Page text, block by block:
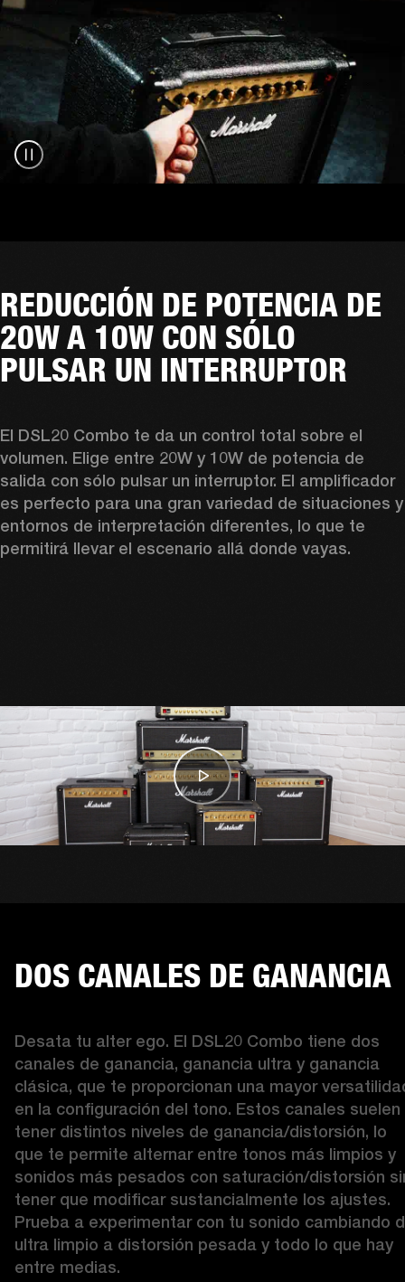
REDUCCIÓN DE POTENCIA DE
20W A 10W CON SÓLO
PULSAR UN INTERRUPTOR
El DSL20 Combo te da un control total sobre el
volumen. Elige entre 20W y 10W de potencia de
salida con sólo pulsar un interruptor. El amplificador
es perfecto para una gran variedad de situaciones y
entornos de interpretación diferentes, lo que te
permitirá llevar el escenario allá donde vayas.
DOS CANALES DE GANANCIA
Desata tu alter ego. El DSL20 Combo tiene dos
canales de ganancia, ganancia ultra y ganancia
clásica, que te proporcionan una mayor
en la configuración del tono. Estos canales suelen
tener distintos niveles de ganancia/distorsión, lo
que te permite alternar entre tonos más limpios y
sonidos más pesados con saturación/distorsión
tener que modificar sustancialmente los ajustes.
Prueba a experimentar con tu sonido cambiando
ultra limpio a distorsión pesada y todo lo que hay
entre medias.